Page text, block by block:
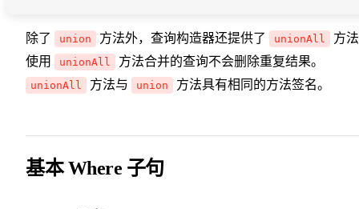
除了 union 方法外，查询构造器还提供了 unionAll
方
使用
unionAll 方法合并的查询不会删除重复结果。
unionAll 方法与 union 方法具有相同的方法签名。
基本 Where 子句